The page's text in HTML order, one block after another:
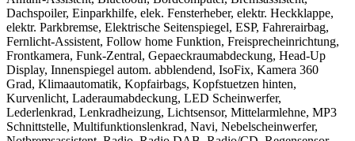
Dachspoiler, Einparkhilfe, elek. Fensterheber, elektr. Heckklappe,
elektr. Parkbremse, Elektrische Seitenspiegel, ESP, Fahrerairbag,
Fernlicht-Assistent, Follow home Funktion, Freisprecheinrichtung,
Frontkamera, Funk-Zentral, Gepaeckraumabdeckung, Head-Up
Display, Innenspiegel autom. abblendend, IsoFix, Kamera 360
Grad, Klimaautomatik, Kopfairbags, Kopfstuetzen hinten,
Kurvenlicht, Laderaumabdeckung, LED Scheinwerfer,
Lederlenkrad, Lenkradheizung, Lichtsensor, Mittelarmlehne, MP3
Schnittstelle, Multifunktionslenkrad, Navi, Nebelscheinwerfer,